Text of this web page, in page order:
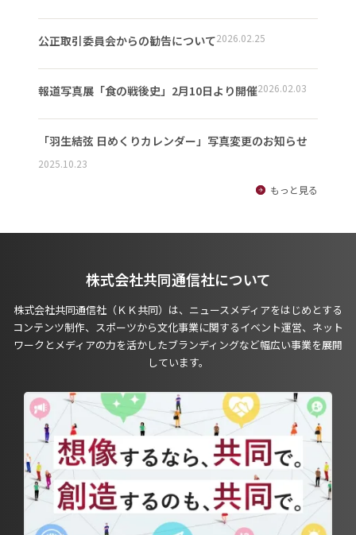
公正取引委員会からの勧告について2026.02.25
報道写真展「食の戦後史」2月10日より開催2026.02.03
「羽生結弦 日めくりカレンダー」写真変更のお知らせ
2025.10.23
もっと見る
株式会社共同通信社について
株式会社共同通信社（ＫＫ共同）は、ニュースメディアをはじめとする
コンテンツ制作、スポーツから文化事業に関するイベント運営、ネット
ワークとメディアの力を活かしたブランディングなど幅広い事業を展開
しています。